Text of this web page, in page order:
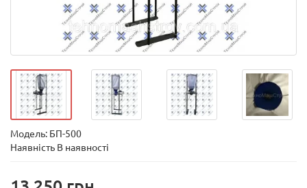
Модель: БП-500
Наявність В наявності